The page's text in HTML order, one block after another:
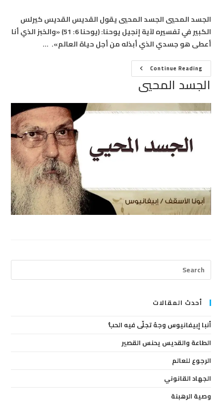
الجسد المحيي الجسد المحيي يقول القديس القديس كيرلس
الكبير في تفسيره لآية إنجيل يوحنا: (يوحنا 6: 51) «والخبز الذي أنا
أعطى هو جسدي الذي أبذله من أجل حياة العالم». …
Continue Readingالجسد
المحيي
الجسد المحيي
أحدث المقالات
أنبا إبيفانيوس وجهٌ تجلّى فيه الحبُّ
الطاعة والقديس يحنس القصير
الرجوع للعالم
الجهاد القانوني
وصية الرهبنة